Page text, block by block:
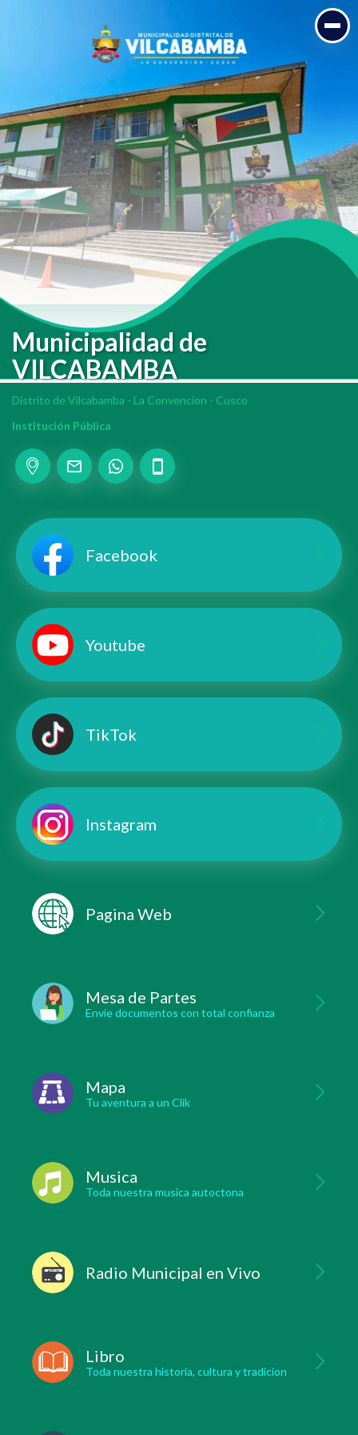
Municipalidad de VILCABAMBA
Distrito de Vilcabamba - La Convencion - Cusco
Institución Pública
Add your Digital Business Card to Wallet
Add to Gallery
Municipalidad de
VILCABAMBA
Distrito de Vilcabamba - La Convencion - Cusco
Institución Pública
Facebook
Youtube
TikTok
Instagram
Pagina Web
Mesa de Partes
Envie documentos con total confianza
Mapa
Tu aventura a un Clik
Musica
Toda nuestra musica autoctona
Radio Municipal en Vivo
Libro
Toda nuestra historia, cultura y tradicion